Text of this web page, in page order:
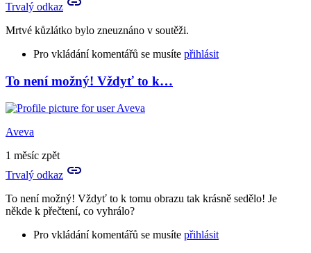
umělecké…
Birute
Trvalý odkaz
Mrtvé kůzlátko bylo zneuznáno v soutěži.
Pro vkládání komentářů se musíte přihlásit
In
reply
to
Na
mrtvé
kůzlátko
ani…
Aveva
To není možný! Vždyť to k…
Aveva
1 měsíc zpět
Trvalý odkaz
To není možný! Vždyť to k tomu obrazu tak krásně sedělo! Je
někde k přečtení, co vyhrálo?
Pro vkládání komentářů se musíte přihlásit